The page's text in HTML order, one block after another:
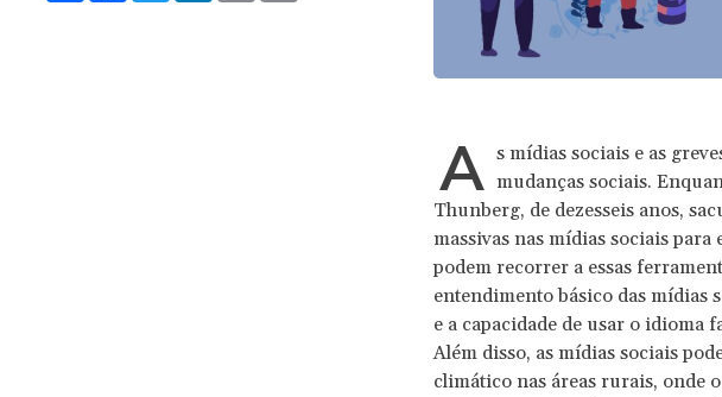
A s mídias sociais e as
mudanças sociais.
Thunberg, de dezesseis anos,
massivas nas mídias sociais
podem recorrer a essas
entendimento básico das mídias
e a capacidade de usar o idioma
Além disso, as mídias sociais
climático nas áreas rurais, onde